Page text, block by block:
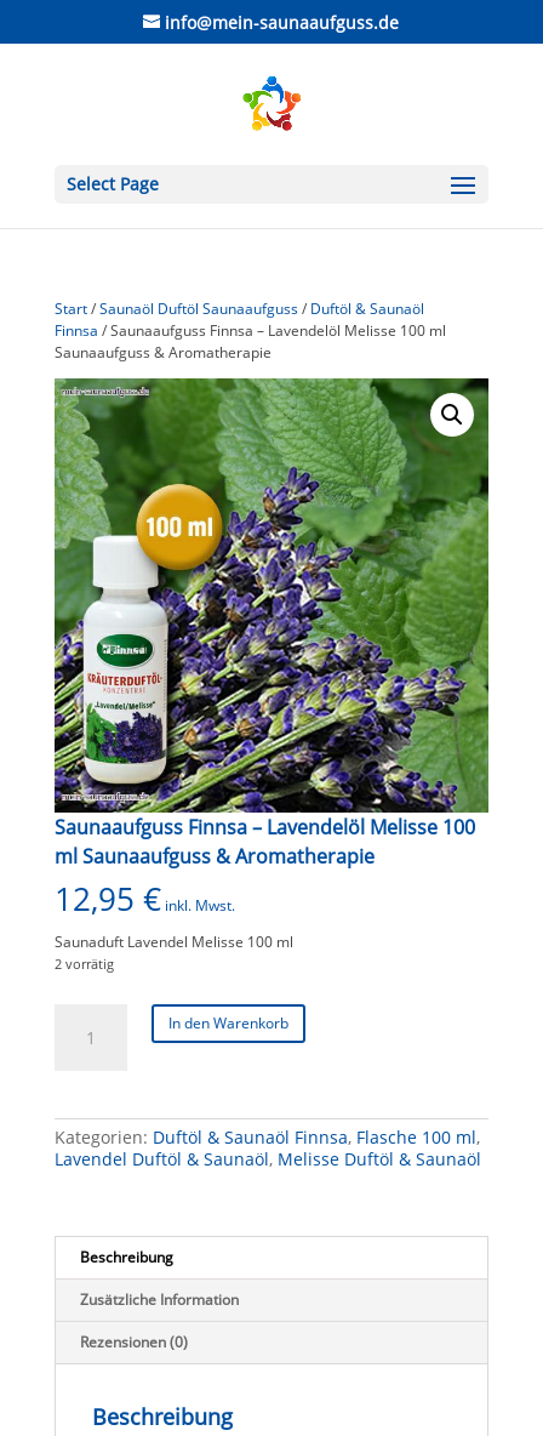
info@mein-saunaaufguss.de
Select Page
Start/Saunaöl Duftöl Saunaaufguss/ Duftöl & Saunaöl
Finnsa / Saunaaufguss Finnsa – Lavendelöl Melisse 100 ml
Saunaaufguss & Aromatherapie
Saunaaufguss Finnsa – Lavendelöl Melisse 100
ml Saunaaufguss & Aromatherapie
12,95 € inkl. Mwst.
Saunaduft Lavendel Melisse 100 ml
2 vorrätig
Finnsa
100
ml
Saunaaufguss
Menge
In den Warenkorb
Kategorien: Duftöl & Saunaöl Finnsa, Flasche 100 ml,
Lavendel Duftöl & Saunaöl, Melisse Duftöl & Saunaöl
Beschreibung
Zusätzliche Information
Rezensionen (0)
Beschreibung